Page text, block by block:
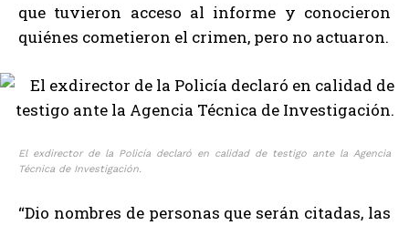
que tuvieron acceso al informe y conocieron
quiénes cometieron el crimen, pero no actuaron.
El exdirector de la Policía declaró en calidad de testigo ante la Agencia
Técnica de Investigación.
“Dio nombres de personas que serán citadas, las